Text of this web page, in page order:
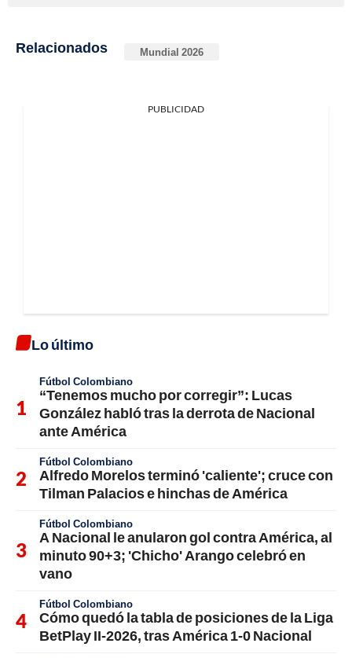
Relacionados Mundial 2026
PUBLICIDAD
Lo último
Fútbol Colombiano
“Tenemos mucho por corregir”: Lucas
González habló tras la derrota de Nacional
ante América
Fútbol Colombiano
Alfredo Morelos terminó 'caliente'; cruce con
Tilman Palacios e hinchas de América
Fútbol Colombiano
A Nacional le anularon gol contra América, al
minuto 90+3; 'Chicho' Arango celebró en
vano
Fútbol Colombiano
Cómo quedó la tabla de posiciones de la Liga
BetPlay II-2026, tras América 1-0 Nacional